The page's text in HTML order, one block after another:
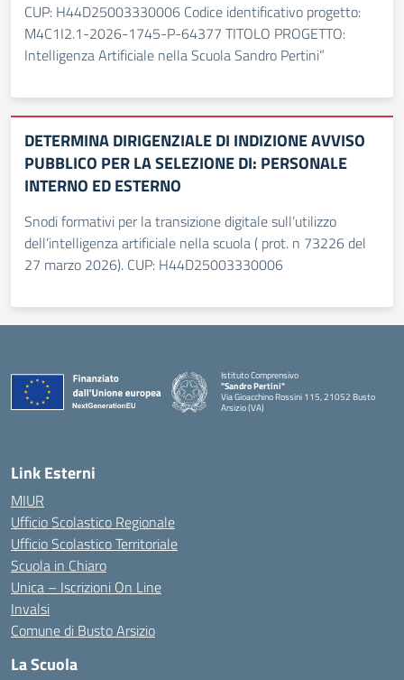
CUP: H44D25003330006 Codice identificativo progetto:
M4C1I2.1-2026-1745-P-64377 TITOLO PROGETTO:
Intelligenza Artificiale nella Scuola Sandro Pertini”
DETERMINA DIRIGENZIALE DI INDIZIONE AVVISO
PUBBLICO PER LA SELEZIONE DI: PERSONALE
INTERNO ED ESTERNO
Snodi formativi per la transizione digitale sull’utilizzo
dell’intelligenza artificiale nella scuola ( prot. n 73226 del
27 marzo 2026). CUP: H44D25003330006
Istituto Comprensivo
"Sandro Pertini"
Via Gioacchino Rossini 115, 21052 Busto
Arsizio (VA)
Link Esterni
MIUR
Ufficio Scolastico Regionale
Ufficio Scolastico Territoriale
Scuola in Chiaro
Unica – Iscrizioni On Line
Invalsi
Comune di Busto Arsizio
La Scuola